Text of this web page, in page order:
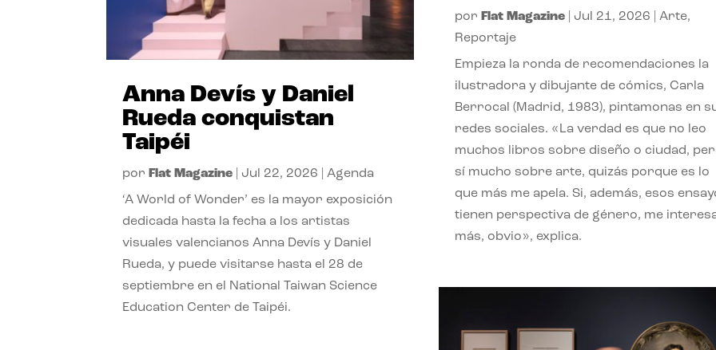
Anna Devís y Daniel
Rueda conquistan
Taipéi
por Flat Magazine Jul 22, 2026 |Agenda
‘A World of Wonder’ es la mayor exposición
dedicada hasta la fecha a los artistas
visuales valencianos Anna Devís y Daniel
Rueda, y puede visitarse hasta el 28 de
septiembre en el National Taiwan Science
Education Center de Taipéi.
por Flat Magazine| Jul 21, 2026 Arte,
Reportaje
Empieza la ronda de recomendaciones la
ilustradora y dibujante de cómics, Carla
Berrocal (Madrid, 1983), pintamonas en
redes sociales. «La verdad es que no leo
muchos libros sobre diseño o ciudad,
sí mucho sobre arte, quizás porque es lo
que más me apela. Si, además, esos
tienen perspectiva de género, me
más, obvio», explica.